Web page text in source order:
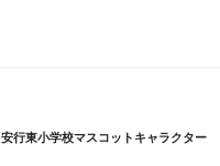
安行東小学校マスコットキャラクター